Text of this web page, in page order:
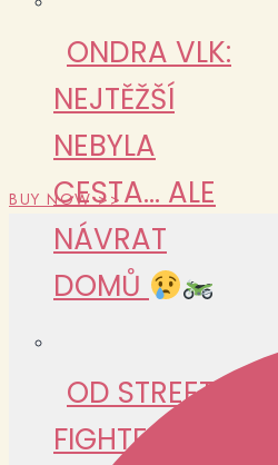
ONDRA VLK:
NEJTĚŽŠÍ
NEBYLA
CESTA… ALE
NÁVRAT
DOMŮ
OD STREET
FIGHTERŮ PO
BUY NOW >>